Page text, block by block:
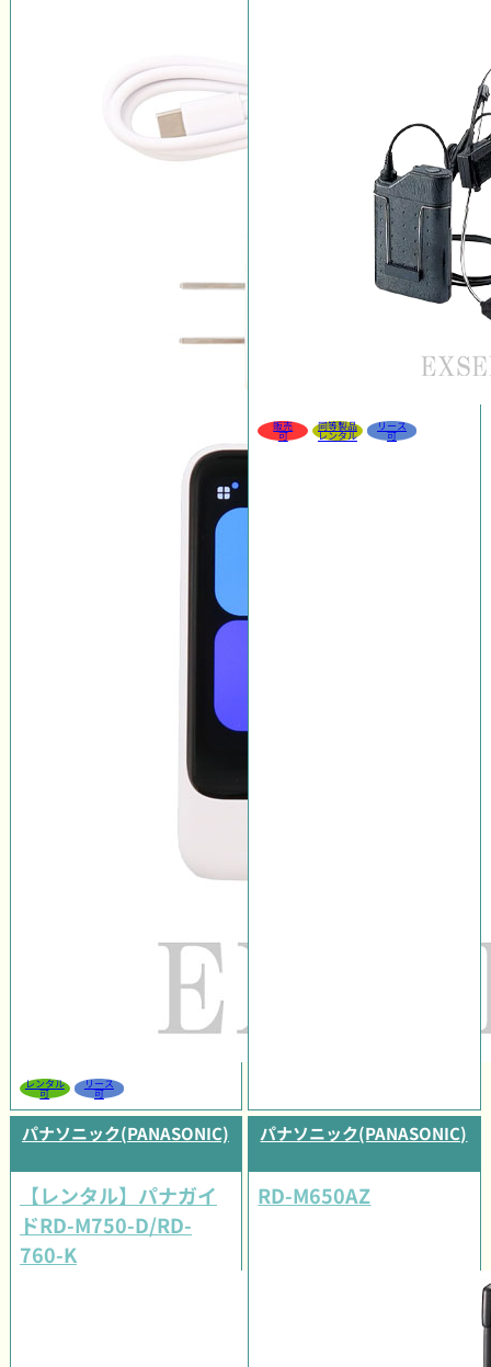
レンタル
可
リース
可
販売
可
同等製品
レンタル
リース
可
パナソニック(PANASONIC)
【レンタル】パナガイ
ドRD-M750-D/RD-
760-K
パナソニック(PANASONIC)
RD-M650AZ